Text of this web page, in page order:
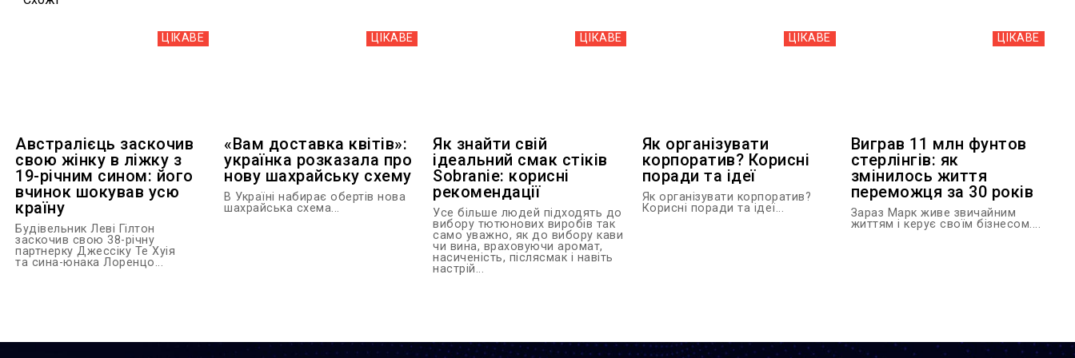
ЦІКАВЕ
Австралієць заскочив
свою жінку в ліжку з
19-річним сином: його
вчинок шокував усю
країну
Будівельник Леві Гілтон
заскочив свою 38-річну
партнерку Джессіку Те Хуія
та сина-юнака Лоренцо...
ЦІКАВЕ
«Вам доставка квітів»:
українка розказала про
нову шахрайську схему
В Україні набирає обертів нова
шахрайська схема...
ЦІКАВЕ
Як знайти свій
ідеальний смак стіків
Sobranie: корисні
рекомендації
Усе більше людей підходять до
вибору тютюнових виробів так
само уважно, як до вибору кави
чи вина, враховуючи аромат,
насиченість, післясмак і навіть
настрій...
ЦІКАВЕ
Як організувати
корпоратив? Корисні
поради та ідеї
Як організувати корпоратив?
Корисні поради та ідеї...
ЦІКАВЕ
Виграв 11 млн фунтов
стерлінгів: як
змінилось життя
переможця за 30 років
Зараз Марк живе звичайним
життям і керує своїм бізнесом....